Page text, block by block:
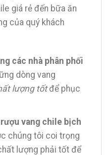
giá rẻ đến bữa ăn
của quý khách
các nhà phân phối
dòng vang
lượng tốtđể phục
vang chile bịch
chúng tôi coi trọng
lượng phải tốt để